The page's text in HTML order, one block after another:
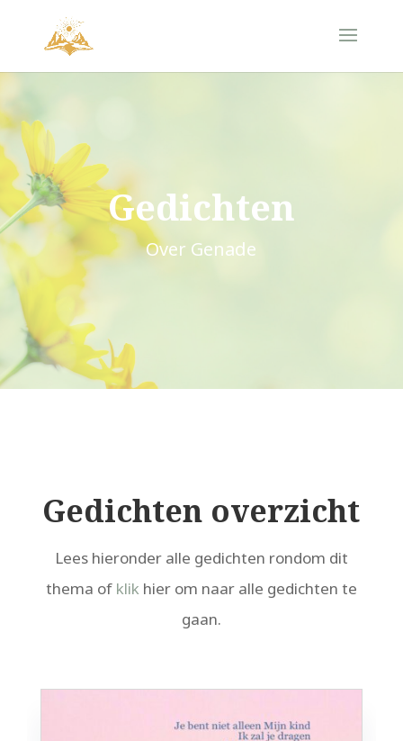
Gedichten
Over Genade
Gedichten overzicht
Lees hieronder alle gedichten rondom dit
thema of klikhier om naar alle gedichten te
gaan.